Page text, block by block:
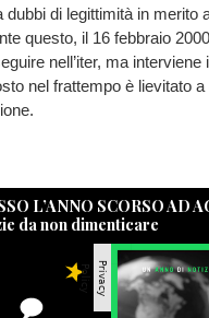
dubbi di legittimità in merito
questo, il 16 febbraio
nell’iter, ma interviene
nel frattempo è lievitato
L’ANNO SCORSO AD
da non dimenticare